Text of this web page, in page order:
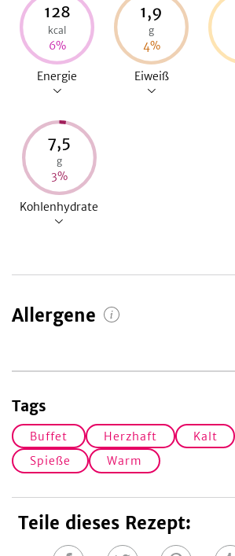
128
kcal
6%
Energie
1,9
g
4%
Eiweiß
7,5
g
3%
Kohlenhydrate
Allergene
Tags
Buffet Herzhaft Kalt
Spieße
Warm
Teile dieses Rezept: